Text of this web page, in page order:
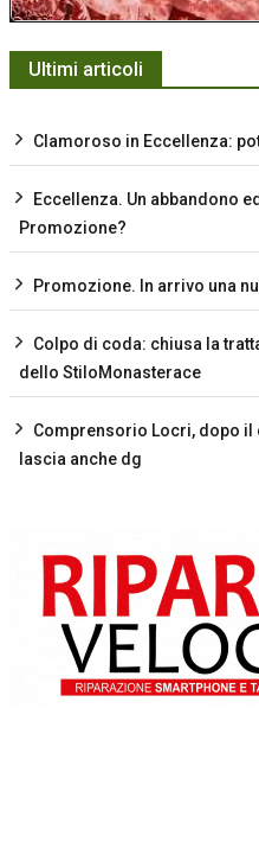
Ultimi articoli
Clamoroso in Eccellenza:
Eccellenza. Un abbandono
Promozione?
Promozione. In arrivo una
Colpo di coda: chiusa la
dello StiloMonasterace
Comprensorio Locri, dopo
lascia anche dg